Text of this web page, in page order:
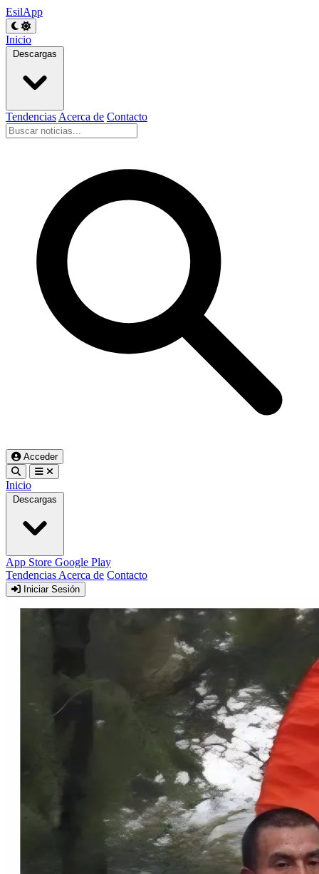
EsilApp
Inicio
Descargas
Tendencias Acerca de Contacto
Acceder
Inicio
Descargas
App Store Google Play
Tendencias Acerca de Contacto
Iniciar Sesión